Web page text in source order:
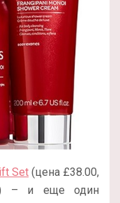
Set (цена £38.00,
– и еще один